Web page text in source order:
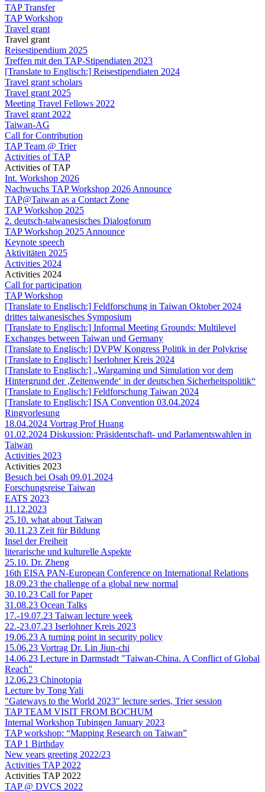
TAP Transfer
TAP Workshop
Travel grant
Travel grant
Reisestipendium 2025
Treffen mit den TAP-Stipendiaten 2023
[Translate to Englisch:] Reisestipendiaten 2024
Travel grant scholars
Travel grant 2025
Meeting Travel Fellows 2022
Travel grant 2022
Taiwan-AG
Call for Contribution
TAP Team @ Trier
Activities of TAP
Activities of TAP
Int. Workshop 2026
Nachwuchs TAP Workshop 2026 Announce
TAP@Taiwan as a Contact Zone
TAP Workshop 2025
2. deutsch-taiwanesisches Dialogforum
TAP Workshop 2025 Announce
Keynote speech
Aktivitäten 2025
Activities 2024
Activities 2024
Call for participation
TAP Workshop
[Translate to Englisch:] Feldforschung in Taiwan Oktober 2024
drittes taiwanesisches Symposium
[Translate to Englisch:] Informal Meeting Grounds: Multilevel
Exchanges between Taiwan und Germany
[Translate to Englisch:] DVPW Kongress Politik in der Polykrise
[Translate to Englisch:] Iserlohner Kreis 2024
[Translate to Englisch:] „Wargaming und Simulation vor dem
Hintergrund der ‚Zeitenwende‘ in der deutschen Sicherheitspolitik“
[Translate to Englisch:] Feldforschung Taiwan 2024
[Translate to Englisch:] ISA Convention 03.04.2024
Ringvorlesung
18.04.2024 Vortrag Prof Huang
01.02.2024 Diskussion: Präsidentschaft- und Parlamentswahlen in
Taiwan
Activities 2023
Activities 2023
Besuch bei Osah 09.01.2024
Forschungsreise Taiwan
EATS 2023
11.12.2023
25.10. what about Taiwan
30.11.23 Zeit für Bildung
Insel der Freiheit
literarische und kulturelle Aspekte
25.10. Dr. Zheng
16th EISA PAN-European Conference on International Relations
18.09.23 the challenge of a global new normal
30.10.23 Call for Paper
31.08.23 Ocean Talks
17.-19.07.23 Taiwan lecture week
22.-23.07.23 Iserlohner Kreis 2023
19.06.23 A turning point in security policy
15.06.23 Vortrag Dr. Lin Jiun-chi
14.06.23 Lecture in Darmstadt "Taiwan-China. A Conflict of Global
Reach"
12.06.23 Chinotopia
Lecture by Tong Yali
"Gateways to the World 2023" lecture series, Trier session
TAP TEAM VISIT FROM BOCHUM
Internal Workshop Tubingen January 2023
TAP workshop: “Mapping Research on Taiwan”
TAP 1 Birthday
New years greeting 2022/23
Activities TAP 2022
Activities TAP 2022
TAP @ DVCS 2022